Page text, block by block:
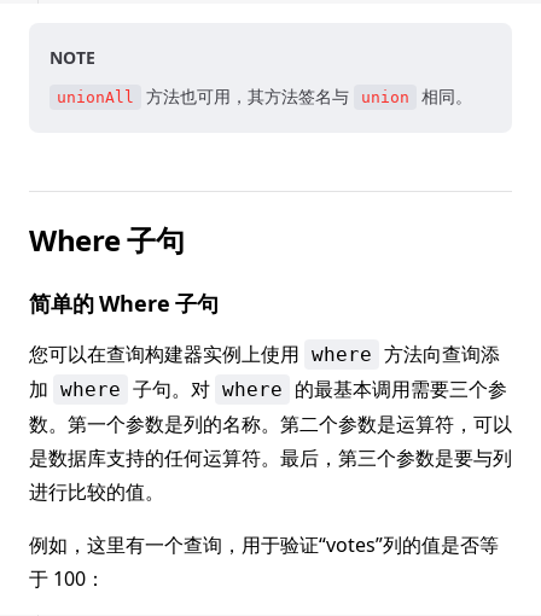
NOTE
unionAll 方法也可用，其方法签名与 union 相同。
Where 子句
简单的 Where 子句
您可以在查询构建器实例上使用 where 方法向查询添
加 where 子句。对 where
的最基本调用需要三个参
数。第一个参数是列的名称。第二个参数是运算符，可以
是数据库支持的任何运算符。最后，第三个参数是要与列
进行比较的值。
例如，这里有一个查询，用于验证“votes”列的值是否等
于 100：